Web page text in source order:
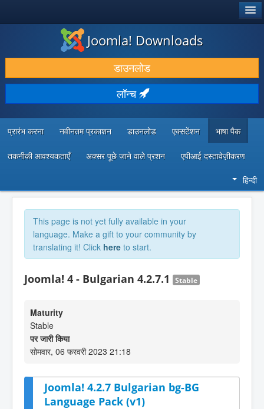
डाउनलोड करें और बढ़ाएं
खोजें और जानें
सामुदायिक समर्थन
डेवलपर संसाधन
Joomla! Downloads
डाउनलोड
लॉन्च
प्रारंभ करना नवीनतम प्रकाशन डाउनलोड एक्सटेंशन भाषा पैक
तकनीकी आवश्यकताएँ अक्सर पूछे जाने वाले प्रशन एपीआई दस्तावेज़ीकरण
हिन्दी
This page is not yet fully available in your
language. Make a gift to your community by
translating it! Click here to start.
Joomla! 4 - Bulgarian 4.2.7.1 Stable
Maturity
Stable
पर जारी किया
सोमवार, 06 फरवरी 2023 21:18
Joomla! 4.2.7 Bulgarian bg-BG
Language Pack (v1)